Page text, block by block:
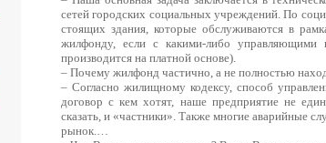
сетей городских социальных учреждений. По
стоящих здания, которые обслуживаются в
жилфонду, если с какими-либо
производится на платной основе).
– Почему жилфонд частично, а не полностью
– Согласно жилищному кодексу, способ
договор с кем хотят, наше предприятие не
сказать, и «частники». Также многие аварийные
рынок.…